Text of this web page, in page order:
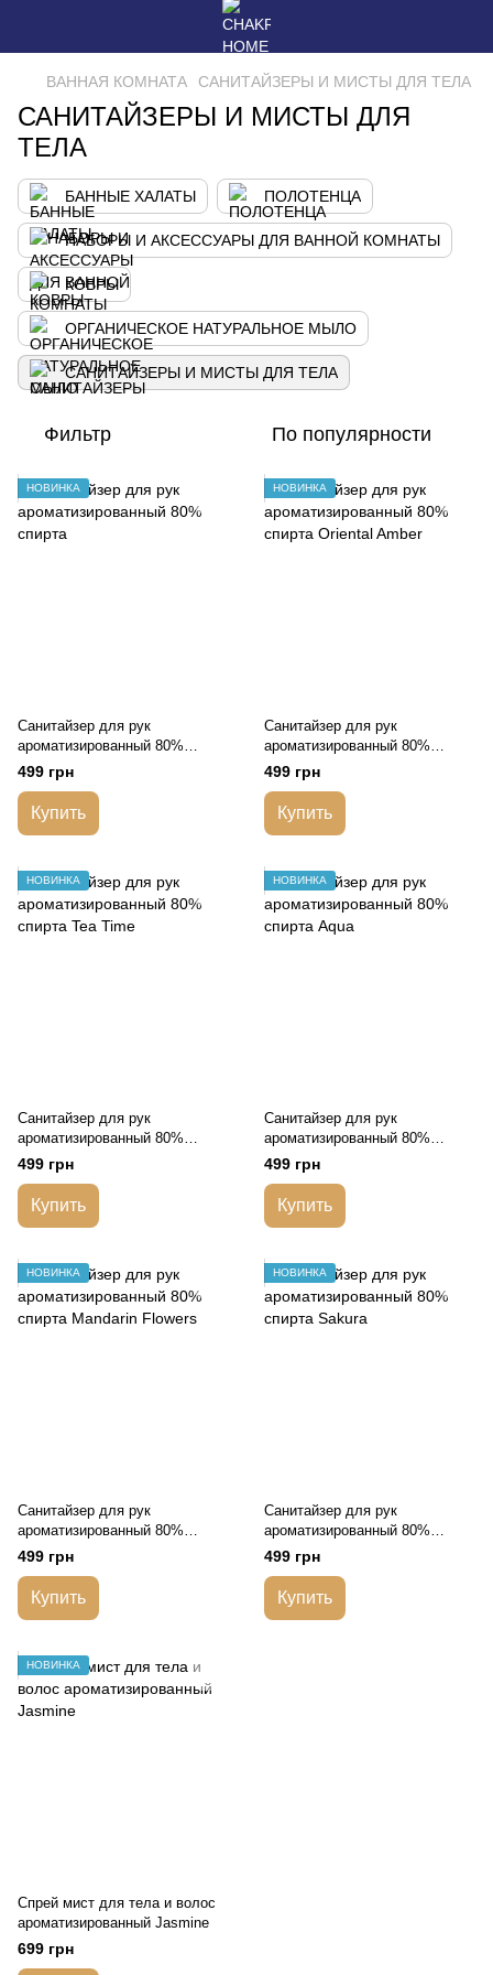
ВАННАЯ КОМНАТА САНИТАЙЗЕРЫ И МИСТЫ ДЛЯ ТЕЛА
САНИТАЙЗЕРЫ И МИСТЫ ДЛЯ
ТЕЛА
БАННЫЕ ХАЛАТЫ ПОЛОТЕНЦА
НАБОРЫ И АКСЕССУАРЫ ДЛЯ ВАННОЙ КОМНАТЫ
КОВРЫ
ОРГАНИЧЕСКОЕ НАТУРАЛЬНОЕ МЫЛО
САНИТАЙЗЕРЫ И МИСТЫ ДЛЯ ТЕЛА
Фильтр По популярности
НОВИНКА
Санитайзер для рук
ароматизированный 80%
спирта
499 грн
Купить
НОВИНКА
Санитайзер для рук
ароматизированный 80%
спирта Oriental Amber
499 грн
Купить
НОВИНКА
Санитайзер для рук
ароматизированный 80%
спирта Tea Time
499 грн
Купить
НОВИНКА
Санитайзер для рук
ароматизированный 80%
спирта Aqua
499 грн
Купить
НОВИНКА
Санитайзер для рук
ароматизированный 80%
спирта Mandarin Flowers
499 грн
Купить
НОВИНКА
Санитайзер для рук
ароматизированный 80%
спирта Sakura
499 грн
Купить
НОВИНКА
Спрей мист для тела и волос
ароматизированный Jasmine
699 грн